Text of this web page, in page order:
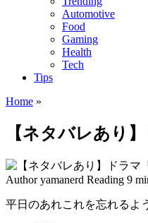
Automotive
Food
Gaming
Health
Tech
Tips
Home »
【ネタバレあり
Author yamanerd Reading 9
平日のあれこれを忘れるよ